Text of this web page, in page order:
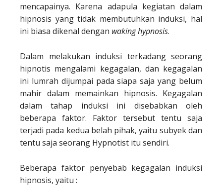
mencapainya. Karena adapula kegiatan dalam
hipnosis yang tidak membutuhkan induksi, hal
ini biasa dikenal dengan waking hypnosis.
Dalam melakukan induksi terkadang seorang
hipnotis mengalami kegagalan, dan kegagalan
ini lumrah dijumpai pada siapa saja yang belum
mahir dalam memainkan hipnosis. Kegagalan
dalam tahap induksi ini disebabkan oleh
beberapa faktor. Faktor tersebut tentu saja
terjadi pada kedua belah pihak, yaitu subyek dan
tentu saja seorang Hypnotist itu sendiri.
Beberapa faktor penyebab kegagalan induksi
hipnosis, yaitu :